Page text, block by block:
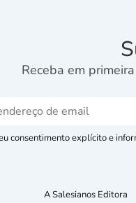
Receba em
consentimento explícito e
A Salesianos Editora